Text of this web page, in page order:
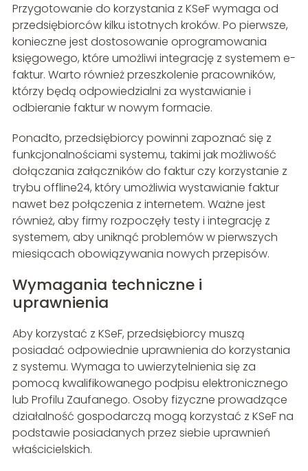
Przygotowanie do korzystania z KSeF wymaga od
przedsiębiorców kilku istotnych kroków. Po pierwsze,
konieczne jest dostosowanie oprogramowania
księgowego, które umożliwi integrację z systemem e-
faktur. Warto również przeszkolenie pracowników,
którzy będą odpowiedzialni za wystawianie i
odbieranie faktur w nowym formacie.
Ponadto, przedsiębiorcy powinni zapoznać się z
funkcjonalnościami systemu, takimi jak możliwość
dołączania załączników do faktur czy korzystanie z
trybu offline24, który umożliwia wystawianie faktur
nawet bez połączenia z internetem. Ważne jest
również, aby firmy rozpoczęły testy i integrację z
systemem, aby uniknąć problemów w pierwszych
miesiącach obowiązywania nowych przepisów.
Wymagania techniczne i
uprawnienia
Aby korzystać z KSeF, przedsiębiorcy muszą
posiadać odpowiednie uprawnienia do korzystania
z systemu. Wymaga to uwierzytelnienia się za
pomocą kwalifikowanego podpisu elektronicznego
lub Profilu Zaufanego. Osoby fizyczne prowadzące
działalność gospodarczą mogą korzystać z KSeF na
podstawie posiadanych przez siebie uprawnień
właścicielskich.